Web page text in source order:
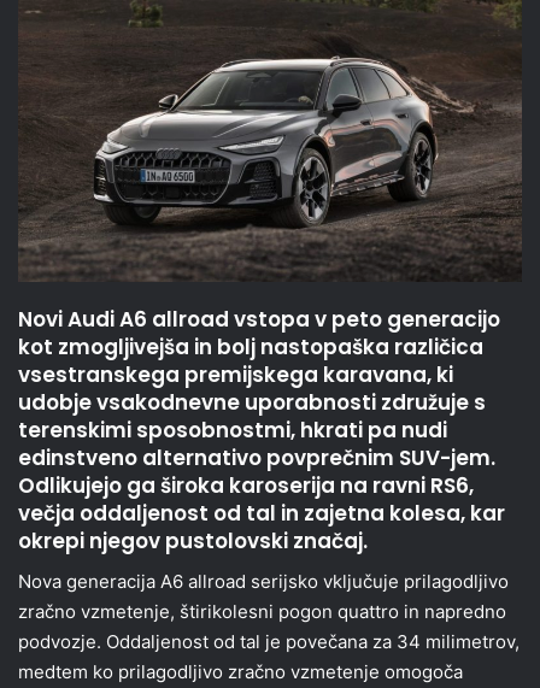
Novi Audi A6 allroad vstopa v peto generacijo
kot zmogljivejša in bolj nastopaška različica
vsestranskega premijskega karavana, ki
udobje vsakodnevne uporabnosti združuje s
terenskimi sposobnostmi, hkrati pa nudi
edinstveno alternativo povprečnim SUV-jem.
Odlikujejo ga široka karoserija na ravni RS6,
večja oddaljenost od tal in zajetna kolesa, kar
okrepi njegov pustolovski značaj.
Nova generacija A6 allroad serijsko vključuje prilagodljivo
zračno vzmetenje, štirikolesni pogon quattro in napredno
podvozje. Oddaljenost od tal je povečana za 34 milimetrov,
medtem ko prilagodljivo zračno vzmetenje omogoča